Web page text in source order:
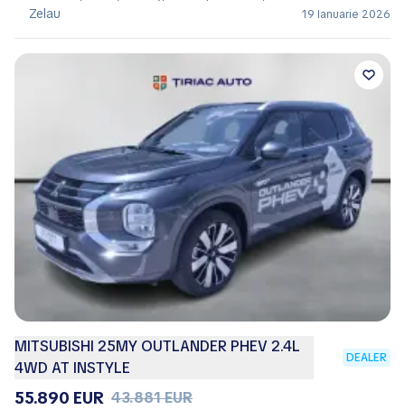
Zelau
19 Ianuarie 2026
MITSUBISHI 25MY OUTLANDER PHEV 2.4L
4WD AT INSTYLE
DEALER
55.890 EUR 43.881 EUR